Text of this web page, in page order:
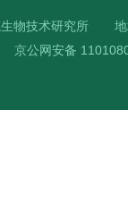
物技术研究所
京公网安备